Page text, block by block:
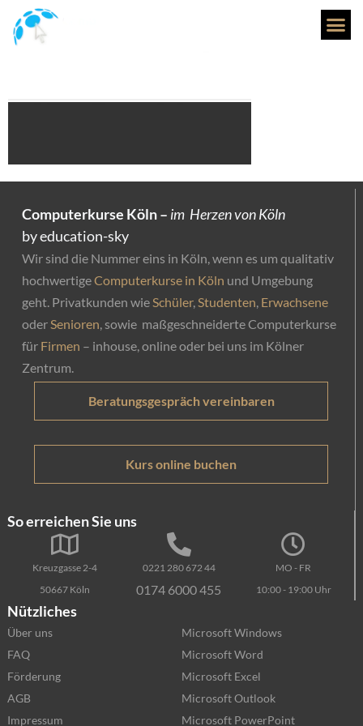
cal_banner_m
Computerkurse Köln – im Herzen von Köln
by education-sky
Wir sind die Nummer eins in Köln, wenn es um qualitativ
hochwertigeComputerkurse in Köln und Umgebung
geht. Privatkunden wie Schüler, Studenten Erwachsene
oder Senioren , sowie maßgeschneiderte Computerkurse
für Firmen – inhouse, online oder bei uns im Kölner
Zentrum.
Beratungsgespräch vereinbaren
Kurs online buchen
So erreichen Sie uns
Kreuzgasse 2-4
50667 Köln
0221 280 672 44
0174 6000 455
MO - FR
10:00 - 19:00 Uhr
Nützliches
Über uns
FAQ
Förderung
AGB
Impressum
Microsoft Windows
Microsoft Word
Microsoft Excel
Microsoft Outlook
Microsoft PowerPoint